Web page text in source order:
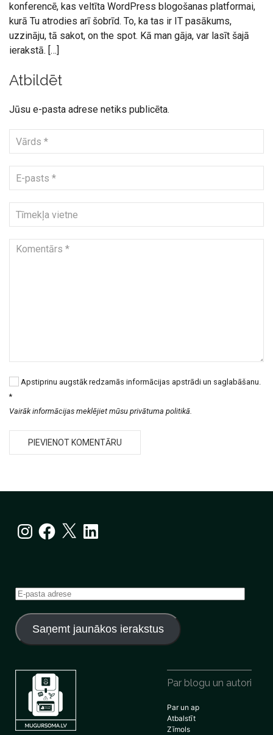
konferencē, kas veltīta WordPress blogošanas platformai,
kurā Tu atrodies arī šobrīd. To, ka tas ir IT pasākums,
uzzināju, tā sakot, on the spot. Kā man gāja, var lasīt šajā
ierakstā. […]
Atbildēt
Jūsu e-pasta adrese netiks publicēta.
Apstiprinu augstāk redzamās informācijas apstrādi un saglabāšanu.
*
Vairāk informācijas meklējiet mūsu privātuma politikā.
InstagramFacebook
X LinkedIn
E-
adrese
Saņemt jaunākos ierakstus
Par blogu un autori
Par un ap
Atbalstīt
Zīmols